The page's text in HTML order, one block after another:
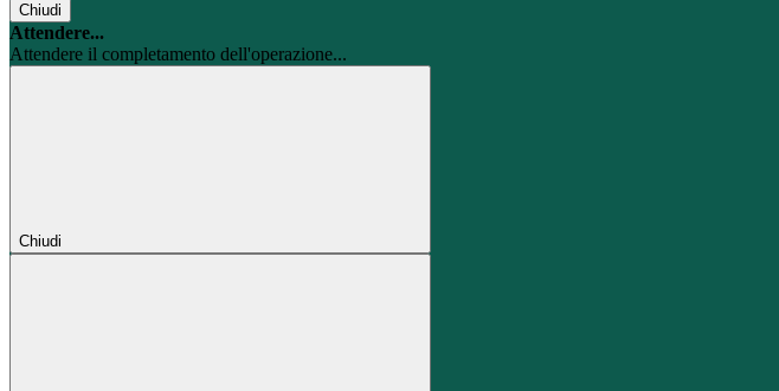
Chiudi
Attendere...
Attendere il completamento dell'operazione...
Chiudi